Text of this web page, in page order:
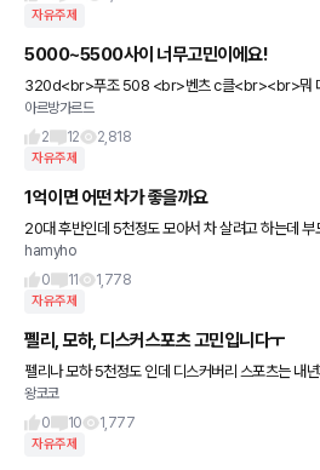
자유주제
5000~5500사이 너무고민이에요!
320d<br>푸조 508 <br>벤츠 c클<br><br>뭐 다
드는것들 나열해봤는데<br>저가격대에 어떤 차종이
아르방가르드
2
12 2,818
자유주제
1억이면 어떤 차가 좋을까요
20대 후반인데 5천정도 모아서 차 살려고 하는데
억정도 차 살려고 하는데 어떤 차가 괜찮을까요..?
우디a7풀체인지도 나
hamyho
0
11 1,778
자유주제
펠리, 모하, 디스커스포츠 고민입니다ㅜ
펠리나 모하 5천정도 인데 디스커버리 스포츠는 내
서 가격이 셋다 비슷하더라구요<br>계속 고민중인
이는 30
왕코코
0
10 1,777
자유주제